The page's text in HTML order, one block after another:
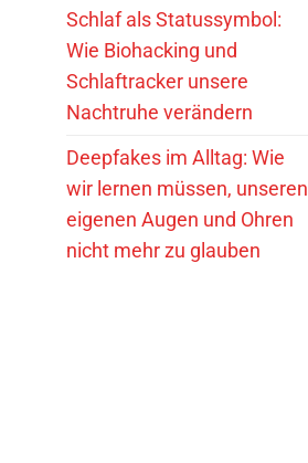
Schlaf als Statussymbol:
Wie Biohacking und
Schlaftracker unsere
Nachtruhe verändern
Deepfakes im Alltag: Wie
wir lernen müssen, unseren
eigenen Augen und Ohren
nicht mehr zu glauben